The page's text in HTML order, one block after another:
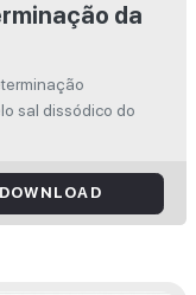
sal dissódico do
DOWNLOAD